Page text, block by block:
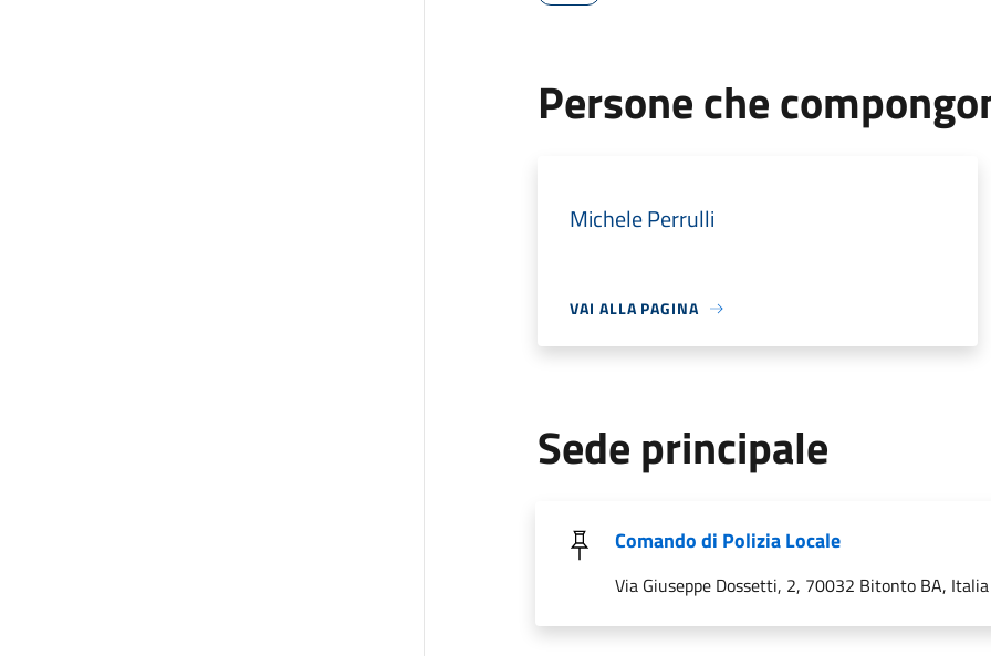
Persone che
Michele Perrulli
VAI ALLA PAGINA
Sede principale
Comando di Polizia Locale
Via Giuseppe Dossetti, 2, 70032 Bitonto BA, Italia